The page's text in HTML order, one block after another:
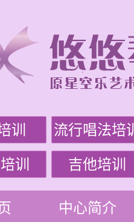
训 流行唱法培训
训 吉他培训
中心简介